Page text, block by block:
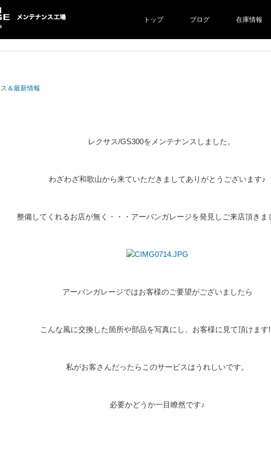
ンス工場
トップ ブログ 在庫情報
＆最新情報
レクサス/GS300をメンテナンスしました。
わざわざ和歌山から来ていただきましてありがとうございます♪
整備してくれるお店が無く・・・アーバンガレージを発見しご来店頂きま
アーバンガレージではお客様のご要望がございましたら
こんな風に交換した箇所や部品を写真にし、お客様に見て頂けます
私がお客さんだったらこのサービスはうれしいです。
必要かどうか一目瞭然です♪